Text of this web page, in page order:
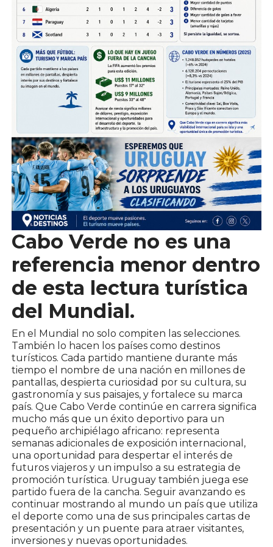
Cabo Verde no es una
referencia menor dentro
de esta lectura turística
del Mundial.
En el Mundial no solo compiten las selecciones.
También lo hacen los países como destinos
turísticos. Cada partido mantiene durante más
tiempo el nombre de una nación en millones de
pantallas, despierta curiosidad por su cultura, su
gastronomía y sus paisajes, y fortalece su marca
país. Que Cabo Verde continúe en carrera significa
mucho más que un éxito deportivo para un
pequeño archipiélago africano: representa
semanas adicionales de exposición internacional,
una oportunidad para despertar el interés de
futuros viajeros y un impulso a su estrategia de
promoción turística. Uruguay también juega ese
partido fuera de la cancha. Seguir avanzando es
continuar mostrando al mundo un país que utiliza
el deporte como una de sus principales cartas de
presentación y un puente para atraer visitantes,
inversiones y nuevas oportunidades.